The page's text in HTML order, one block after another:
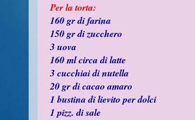
Per la torta:
160 gr di farina
150 gr di zucchero
3 uova
160 ml circa di latte
3 cucchiai di nutella
20 gr di cacao amaro
1 bustina di lievito per dolci
1 pizz. di sale